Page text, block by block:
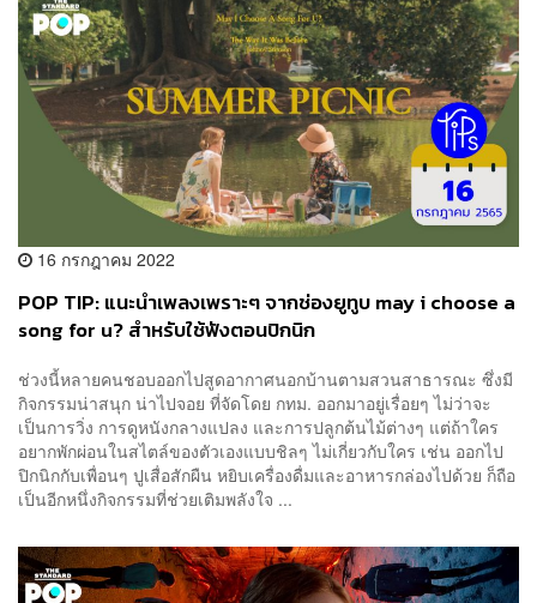
16 กรกฎาคม 2022
POP TIP: แนะนำเพลงเพราะๆ จากช่องยูทูบ may i choose a
song for u? สำหรับใช้ฟังตอนปิกนิก
ช่วงนี้หลายคนชอบออกไปสูดอากาศนอกบ้านตามสวนสาธารณะ ซึ่งมี
กิจกรรมน่าสนุก น่าไปจอย ที่จัดโดย กทม. ออกมาอยู่เรื่อยๆ ไม่ว่าจะ
เป็นการวิ่ง การดูหนังกลางแปลง และการปลูกต้นไม้ต่างๆ แต่ถ้าใคร
อยากพักผ่อนในสไตล์ของตัวเองแบบชิลๆ ไม่เกี่ยวกับใคร เช่น ออกไป
ปิกนิกกับเพื่อนๆ ปูเสื่อสักผืน หยิบเครื่องดื่มและอาหารกล่องไปด้วย ก็ถือ
เป็นอีกหนึ่งกิจกรรมที่ช่วยเติมพลังใจ ...